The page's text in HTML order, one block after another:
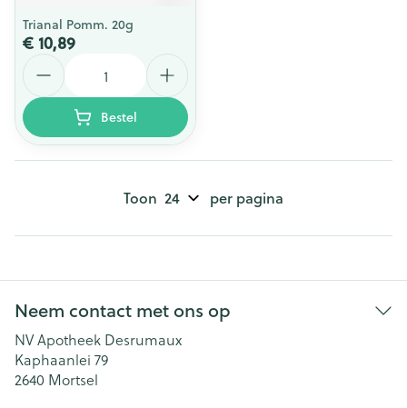
Trianal Pomm. 20g
€ 10,89
Bestel
Toon per pagina
Neem contact met ons op
NV Apotheek Desrumaux
Kaphaanlei 79
2640 Mortsel